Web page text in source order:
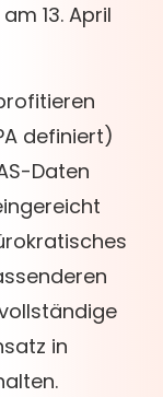
13. April
definiert)
Daten
in